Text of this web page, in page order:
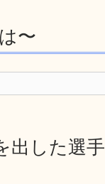
〜
出した選手